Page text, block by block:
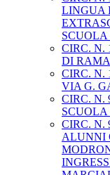
LINGUA
CIRC. N.
DI
CIRC. N.
VIA G.
CIRC. N.
CIRC. N.
ALUNNI